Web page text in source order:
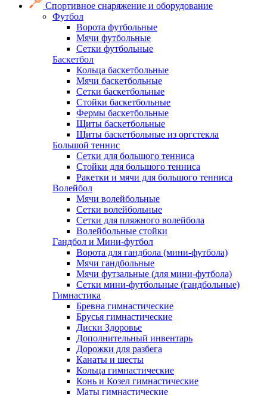
Спортивное снаряжение и оборудование
Футбол
Ворота футбольные
Мячи футбольные
Сетки футбольные
Баскетбол
Кольца баскетбольные
Мячи баскетбольные
Сетки баскетбольные
Стойки баскетбольные
Фермы баскетбольные
Щиты баскетбольные
Щиты баскетбольные из оргстекла
Большой теннис
Сетки для большого тенниса
Стойки для большого тенниса
Ракетки и мячи для большого тенниса
Волейбол
Мячи волейбольные
Сетки волейбольные
Сетки для пляжного волейбола
Волейбольные стойки
Гандбол и Мини-футбол
Ворота для гандбола (мини-футбола)
Мячи гандбольные
Мячи футзальные (для мини-футбола)
Сетки мини-футбольные (гандбольные)
Гимнастика
Бревна гимнастические
Брусья гимнастические
Диски Здоровье
Дополнительный инвентарь
Дорожки для разбега
Канаты и шесты
Кольца гимнастические
Конь и Козел гимнастические
Маты гимнастические